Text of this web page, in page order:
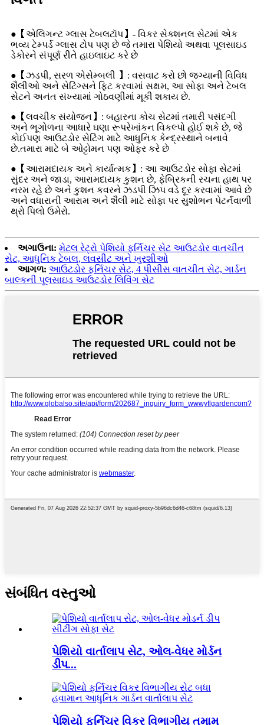
●【એલિગન્ટ ગ્લાસ ટેબલટૉપ】- વિકર સેક્શનલ સેટમાં એક
ભવ્ય ટેમ્પર્ડ ગ્લાસ ટોપ પણ છે જે તમારા પેશિયો અથવા પૂલસાઇડ
ડેકોરને સંપૂર્ણ રીતે હાઇલાઇટ કરે છે
●【ઝડપી, સરળ એસેમ્બલી 】: વસવાટ કરો છો જગ્યાની વિવિધ
શૈલીઓ અને સેટિંગ્સને ફિટ કરવામાં સક્ષમ, આ સોફા અને ટેબલ
સેટને અનંત સંખ્યામાં ગોઠવણીમાં મૂકી શકાય છે.
●【લવચીક સંયોજન】: બહારના કોચ સેટમાં તમારી પસંદગી
અને ભૂગોળના આધારે ઘણા રૂપરેખાંકન વિકલ્પો હોઈ શકે છે, જે
કોઈપણ આઉટડોર સેટિંગ માટે આધુનિક કેન્દ્રસ્થાને બનાવે
છે.તમારા માટે બે ઓટ્ટોમન પણ ઓફર કરે છે
●【આરામદાયક અને કાર્યાત્મક】: આ આઉટડોર સોફા સેટમાં
સુંદર અને જાડા, આરામદાયક કુશન છે, ફેબ્રિકની રચના હાથ પર
નરમ રહે છે અને કુશન કવરને ઝડપી ઝિપ વડે દૂર કરવામાં આવે છે
અને વધારાની આરામ અને શૈલી માટે સોફા પર સુશોભન પેટર્નવાળી
થ્રો પિલો ઉમેરો.
અગાઉના: મેટલ રેટ્રો પેશિયો ફર્નિચર સેટ આઉટડોર વાતચીત
સેટ, આધુનિક ટેબલ, લવસીટ અને ખુરશીઓ
આગળ: આઉટડોર ફર્નિચર સેટ, 4 પીસીસ વાતચીત સેટ, ગાર્ડન
બાલ્કની પૂલસાઇડ આઉટડોર લિવિંગ સેટ
સંબંધિત વસ્તુઓ
પેશિયો વાર્તાલાપ સેટ, ઓલ-વેધર મોર્ડન
ડીપ...
પેશિયો ફર્નિચર વિકર વિભાગીય તમામ